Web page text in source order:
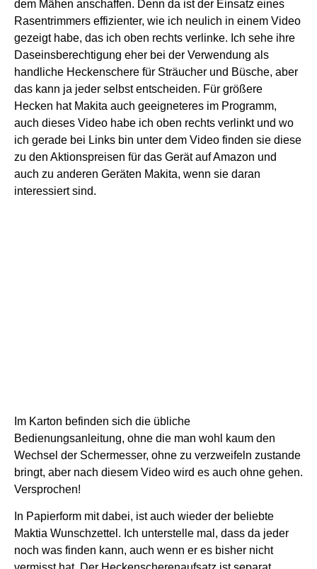
dem Mähen anschaffen. Denn da ist der Einsatz eines
Rasentrimmers effizienter, wie ich neulich in einem Video
gezeigt habe, das ich oben rechts verlinke. Ich sehe ihre
Daseinsberechtigung eher bei der Verwendung als
handliche Heckenschere für Sträucher und Büsche, aber
das kann ja jeder selbst entscheiden. Für größere
Hecken hat Makita auch geeigneteres im Programm,
auch dieses Video habe ich oben rechts verlinkt und wo
ich gerade bei Links bin unter dem Video finden sie diese
zu den Aktionspreisen für das Gerät auf Amazon und
auch zu anderen Geräten Makita, wenn sie daran
interessiert sind.
Im Karton befinden sich die übliche
Bedienungsanleitung, ohne die man wohl kaum den
Wechsel der Schermesser, ohne zu verzweifeln zustande
bringt, aber nach diesem Video wird es auch ohne gehen.
Versprochen!
In Papierform mit dabei, ist auch wieder der beliebte
Maktia Wunschzettel. Ich unterstelle mal, dass da jeder
noch was finden kann, auch wenn er es bisher nicht